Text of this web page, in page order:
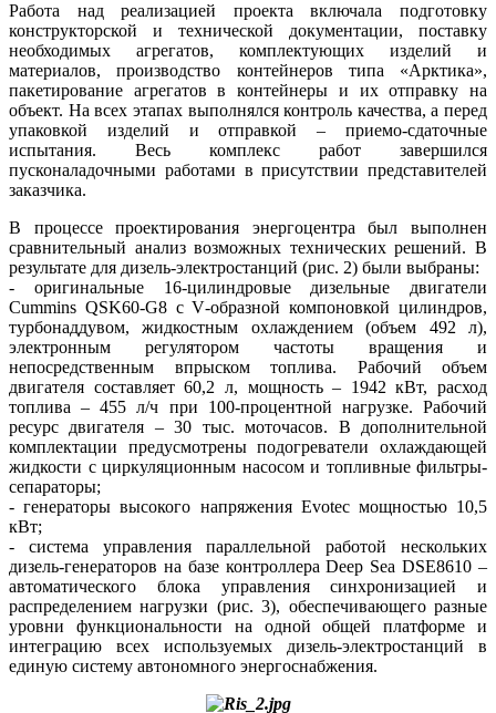
Работа над реализацией проекта включала подготовку
конструкторской и технической документации, поставку
необходимых агрегатов, комплектующих изделий и
материалов, производство контейнеров ти­па «Арктика»,
пакетирование агрегатов в контейнеры и их отправку на
объект. На всех этапах выполнялся контроль качества, а перед
упаковкой изделий и отправкой – приемо-сдаточные
испытания. Весь комплекс работ завершился
пусконаладочными работами в присутствии представителей
заказчика.
В процессе проектирования энергоцентра был выполнен
сравнительный анализ возможных технических решений. В
результате для дизель-электростанций (рис. 2) бы­ли выбраны:
- оригинальные 16‑цилиндровые дизельные двигатели
Cummins QSK60-G8 с V‑образной компоновкой цилиндров,
турбонаддувом, жидкостным охлаждением (объем 492 л),
электронным регулятором частоты вращения и
непосредственным впрыском топлива. Рабочий объем
двигателя составляет 60,2 л, мощность – 1942 кВт, расход
топлива – 455 л/ч при 100‑процентной нагрузке. Рабочий
ресурс двигателя – 30 тыс. моточасов. В дополнительной
комплектации предусмотрены подогреватели охлаждающей
жидкости с циркуляционным насосом и топливные фильтры-
сепараторы;
- генераторы высокого напряжения Evotec мощностью 10,5
кВт;
- система управления параллельной работой нескольких
дизель-генераторов на ба­зе контроллера Deep Sea DSE8610 –
автоматического блока управления синхронизацией и
распределением нагрузки (рис. 3), обеспечивающего разные
уровни функциональности на одной общей платформе и
интеграцию всех используемых дизель-электростанций в
единую систему автономного энергоснабжения.